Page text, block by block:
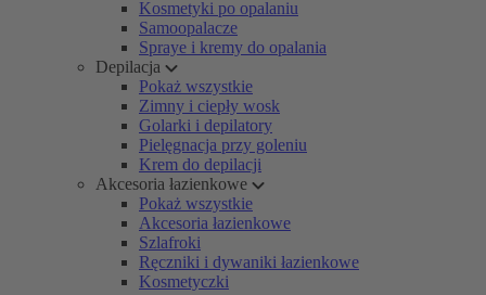
Kosmetyki po opalaniu
Samoopalacze
Spraye i kremy do opalania
Depilacja
Pokaż wszystkie
Zimny i ciepły wosk
Golarki i depilatory
Pielęgnacja przy goleniu
Krem do depilacji
Akcesoria łazienkowe
Pokaż wszystkie
Akcesoria łazienkowe
Szlafroki
Ręczniki i dywaniki łazienkowe
Kosmetyczki